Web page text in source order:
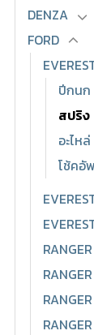
DENZA
FORD
ปีกนก
สปริง
อะไหล่
โช้คอัพ